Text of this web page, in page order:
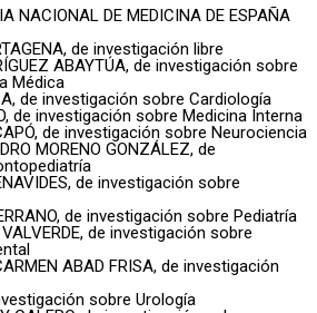
NACIONAL DE MEDICINA DE ESPAÑA
de investigación libre
ABAYTÚA, de investigación sobre
Médica
de investigación sobre Cardiología
de investigación sobre Medicina Interna
de investigación sobre Neurociencia
MORENO GONZÁLEZ, de
de investigación sobre
de investigación sobre Pediatría
VALVERDE, de investigación sobre
ABAD FRISA, de investigación
sobre Urología